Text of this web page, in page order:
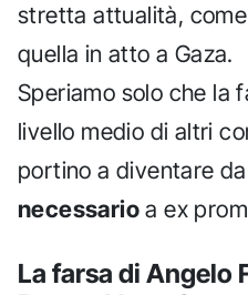
stretta attualità,
quella in atto a Gaza.
Speriamo solo che la
livello medio di altri
portino a diventare
necessario a ex
La farsa di Angelo